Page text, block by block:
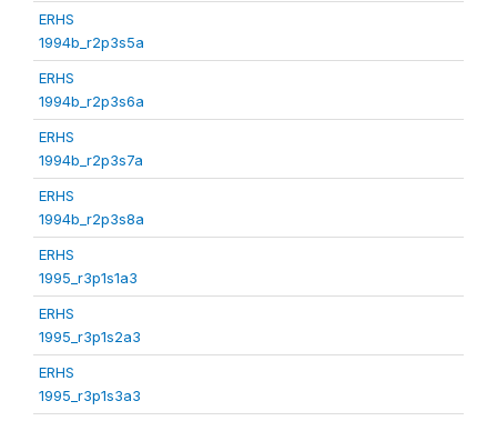
ERHS
1994b_r2p3s5a
ERHS
1994b_r2p3s6a
ERHS
1994b_r2p3s7a
ERHS
1994b_r2p3s8a
ERHS
1995_r3p1s1a3
ERHS
1995_r3p1s2a3
ERHS
1995_r3p1s3a3